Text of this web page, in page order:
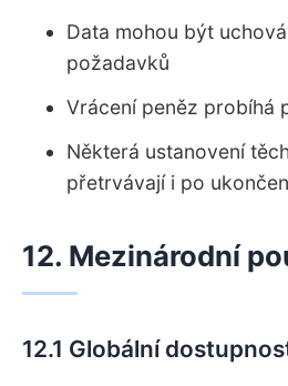
Data mohou být
požadavků
Vrácení peněz probíhá
Některá ustanovení
přetrvávají i po
12. Mezinárodní
12.1 Globální